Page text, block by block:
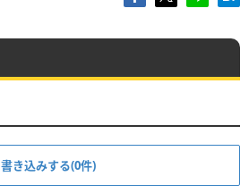
書き込みする(0件)